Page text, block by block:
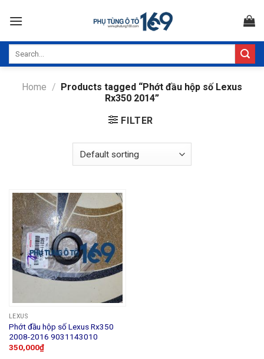
Home / Products tagged “Phớt đầu hộp số Lexus
Rx350 2014”
FILTER
LEXUS
Phớt đầu hộp số Lexus Rx350
2008-2016 9031143010
350,000₫